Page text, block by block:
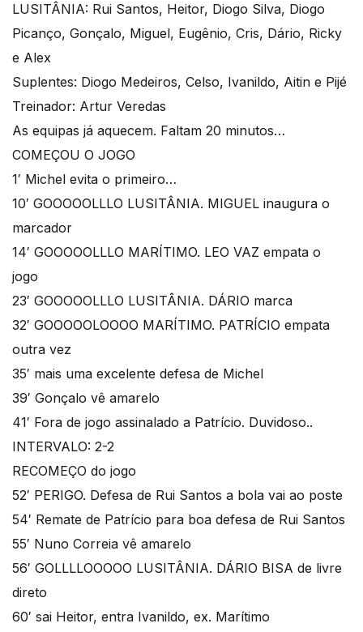
LUSITÂNIA: Rui Santos, Heitor, Diogo Silva, Diogo
Picanço, Gonçalo, Miguel, Eugênio, Cris, Dário, Ricky
e Alex
Suplentes: Diogo Medeiros, Celso, Ivanildo, Aitin e Pijé
Treinador: Artur Veredas
As equipas já aquecem. Faltam 20 minutos…
COMEÇOU O JOGO
1′ Michel evita o primeiro…
10′ GOOOOOLLLO LUSITÂNIA. MIGUEL inaugura o
marcador
14′ GOOOOOLLLO MARÍTIMO. LEO VAZ empata o
jogo
23′ GOOOOOLLLO LUSITÂNIA. DÁRIO marca
32′ GOOOOOLOOOO MARÍTIMO. PATRÍCIO empata
outra vez
35′ mais uma excelente defesa de Michel
39′ Gonçalo vê amarelo
41′ Fora de jogo assinalado a Patrício. Duvidoso..
INTERVALO: 2-2
RECOMEÇO do jogo
52′ PERIGO. Defesa de Rui Santos a bola vai ao poste
54′ Remate de Patrício para boa defesa de Rui Santos
55′ Nuno Correia vê amarelo
56′ GOLLLLOOOOO LUSITÂNIA. DÁRIO BISA de livre
direto
60′ sai Heitor, entra Ivanildo, ex. Marítimo